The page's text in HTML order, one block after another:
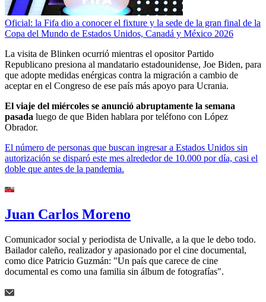
Oficial: la Fifa dio a conocer el fixture y la sede de la gran final de la
Copa del Mundo de Estados Unidos, Canadá y México 2026
La visita de Blinken ocurrió mientras el opositor Partido
Republicano presiona al mandatario estadounidense, Joe Biden, para
que adopte medidas enérgicas contra la migración a cambio de
aceptar en el Congreso de ese país más apoyo para Ucrania.
El viaje del miércoles se anunció abruptamente la semana
pasada luego de que Biden hablara por teléfono con López
Obrador.
El número de personas que buscan ingresar a Estados Unidos sin
autorización se disparó este mes alrededor de 10.000 por día, casi el
doble que antes de la pandemia.
Juan Carlos Moreno
Comunicador social y periodista de Univalle, a la que le debo todo.
Bailador caleño, realizador y apasionado por el cine documental,
como dice Patricio Guzmán: "Un país que carece de cine
documental es como una familia sin álbum de fotografías".